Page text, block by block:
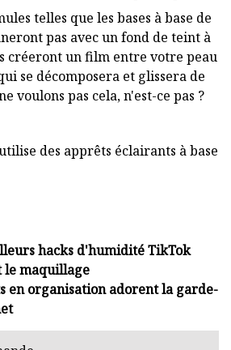
telles que les bases à base de
pas avec un fond de teint à
créeront un film entre votre peau
se décomposera et glissera de
voulons pas cela, n'est-ce pas ?
des apprêts éclairants à base
hacks d'humidité TikTok
le maquillage
en organisation adorent la garde-